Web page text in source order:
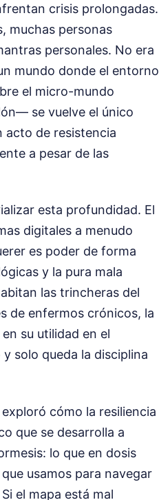
crisis prolongadas.
muchas personas
personales. No era
mundo donde el entorno
el micro-mundo
se vuelve el único
acto de resistencia
a pesar de las
esta profundidad. El
digitales a menudo
es poder de forma
y la pura mala
las trincheras del
de enfermos crónicos, la
su utilidad en el
solo queda la disciplina
cómo la resiliencia
que se desarrolla a
lo que en dosis
usamos para navegar
el mapa está mal